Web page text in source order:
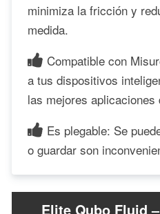
minimiza la fricción y
medida.
Compatible con
a tus dispositivos
las mejores
Es plegable: Se
o guardar son
Elite Qubo Fluid